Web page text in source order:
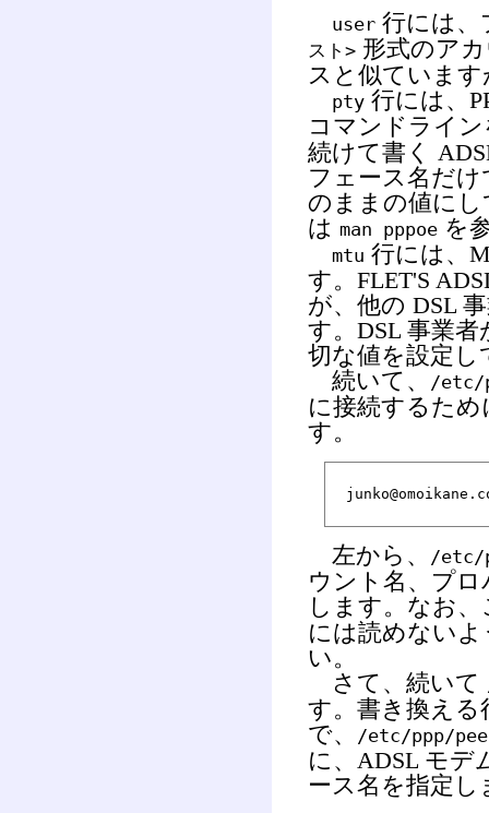
user 行には
スト> 形式のア
スと似ていま
pty 行には、
コマンドライ
続けて書く
フェース名だ
のままの値に
は man pppoe を
mtu 行には、
す。FLET'S
が、他の DSL
す。DSL 事業
切な値を設定し
続いて、
/etc/
に接続するた
す。
左から、 /etc/
ウント名、プ
します。なお
には読めない
い。
さて、続いて
す。書き換える
で、
/etc/ppp/
に、ADSL モデ
ース名を指定し